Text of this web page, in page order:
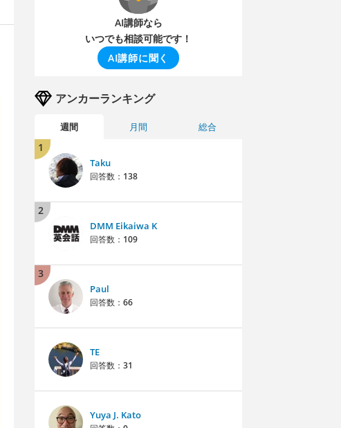
AI講師なら
いつでも相談可能です！
AI講師に聞く
アンカーランキング
週間 月間 総合
1
Taku
回答数： 138
2
DMM Eikaiwa K
回答数： 109
3
Paul
回答数： 66
TE
回答数： 31
Yuya J. Kato